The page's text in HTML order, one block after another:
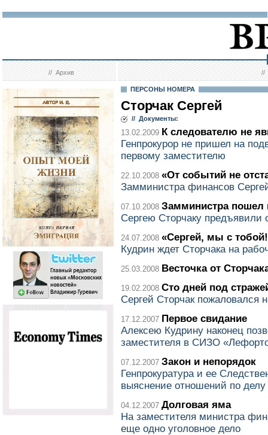
//Архив //
ПЕРСОНЫ НОМЕРА
Сторчак Сергей
// Документы:
13.02.2009 К следователю не
Генпрокурор не пришел на
первому заместителю
22.10.2008 «От событий не
Замминистра финансов
07.10.2008 Замминистра пошел
Сергею Сторчаку предъявили
24.07.2008 «Сергей, мы с
Кудрин ждет Сторчака на
25.03.2008 Весточка от
19.02.2008 Сто дней под
Сергей Сторчак пожаловался
17.12.2007 Первое свидание
Алексею Кудрину наконец
заместителя в СИЗО
07.12.2007 Закон и непорядок
Генпрокуратура и ее
выяснение отношений по делу
04.12.2007 Долговая яма
На заместителя министра
еще одно уголовное дело